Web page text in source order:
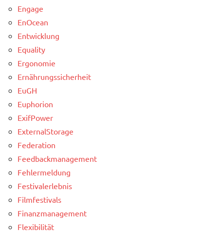
Engage
EnOcean
Entwicklung
Equality
Ergonomie
Ernährungssicherheit
EuGH
Euphorion
ExifPower
ExternalStorage
Federation
Feedbackmanagement
Fehlermeldung
Festivalerlebnis
Filmfestivals
Finanzmanagement
Flexibilität